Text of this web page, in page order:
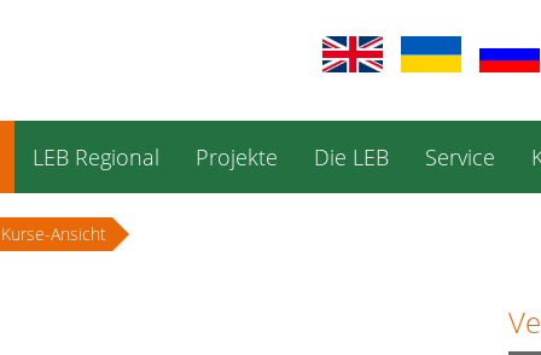
LEB Regional Projekte Die LEB Service
Kurse-Ansicht